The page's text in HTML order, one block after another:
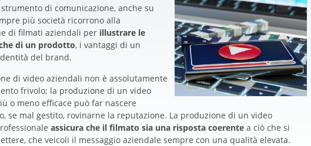
di comunicazione, anche su
più società ricorrono alla
di filmati aziendali per illustrare le
di un prodotto, i vantaggi di un
del brand.
di video aziendali non è assolutamente
frivolo; la produzione di un video
o meno efficace può far nascere
se mal gestito, rovinarne la reputazione. La produzione di un video
assicura che il filmato sia una risposta coerente a ciò che si
che veicoli il messaggio aziendale sempre con una qualità elevata.